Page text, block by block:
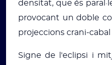
densitat, que és
provocant un doble
projeccions crani-cabal
Signe de l'eclipsi i